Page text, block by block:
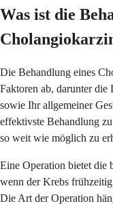
Was ist die
Die Behandlung eines
Faktoren ab, darunter die
sowie Ihr allgemeiner
effektivste Behandlung
so weit wie möglich zu
Eine Operation bietet die
wenn der Krebs
Die Art der Operation